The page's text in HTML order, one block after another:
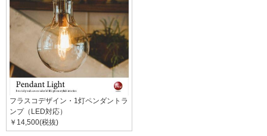
フラスコデザイン・1灯ペンダントラ
ンプ（LED対応）
￥14,500(税抜)